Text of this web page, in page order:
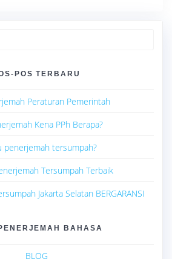
POS TERBARU
Peraturan Pemerintah
Kena PPh Berapa?
penerjemah tersumpah?
Tersumpah Terbaik
Jakarta Selatan BERGARANSI
BAHASA
BLOG